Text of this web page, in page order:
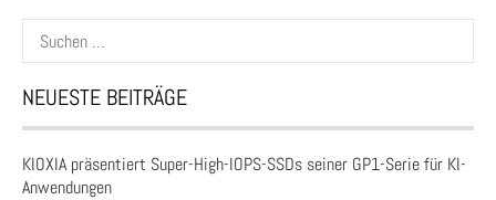
Suchen
nach:
NEUESTE BEITRÄGE
KIOXIA präsentiert Super-High-IOPS-SSDs seiner GP1-Serie für KI-
Anwendungen